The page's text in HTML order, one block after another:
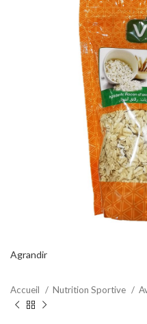
Agrandir
Accueil Nutrition Sportive